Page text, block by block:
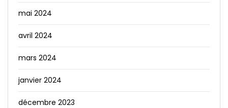
mai 2024
avril 2024
mars 2024
janvier 2024
décembre 2023